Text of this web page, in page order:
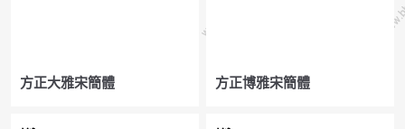
方正大雅宋簡體 方正博雅宋簡體